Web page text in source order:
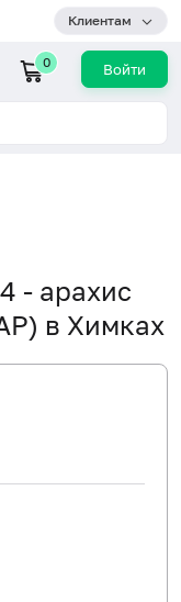
Клиентам
0 Войти
- арахис
в Химках